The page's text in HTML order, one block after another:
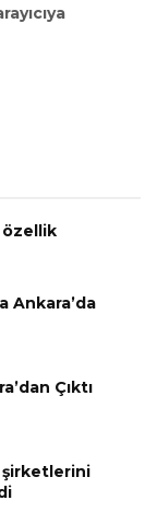
özellik
Ankara’da
Çıktı
şirketlerini